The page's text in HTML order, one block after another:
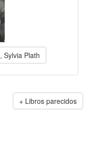
, Sylvia Plath
Libros parecidos